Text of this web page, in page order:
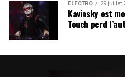
ÉLECTRO 29 juillet
Kavinsky est
Touch perd